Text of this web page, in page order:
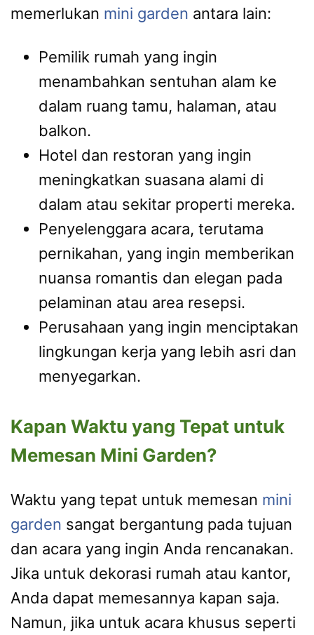
memerlukan mini garden antara lain:
Pemilik rumah yang ingin
menambahkan sentuhan alam ke
dalam ruang tamu, halaman, atau
balkon.
Hotel dan restoran yang ingin
meningkatkan suasana alami di
dalam atau sekitar properti mereka.
Penyelenggara acara, terutama
pernikahan, yang ingin memberikan
nuansa romantis dan elegan pada
pelaminan atau area resepsi.
Perusahaan yang ingin menciptakan
lingkungan kerja yang lebih asri dan
menyegarkan.
Kapan Waktu yang Tepat untuk
Memesan Mini Garden?
Waktu yang tepat untuk memesan mini
garden sangat bergantung pada tujuan
dan acara yang ingin Anda rencanakan.
Jika untuk dekorasi rumah atau kantor,
Anda dapat memesannya kapan saja.
Namun, jika untuk acara khusus seperti